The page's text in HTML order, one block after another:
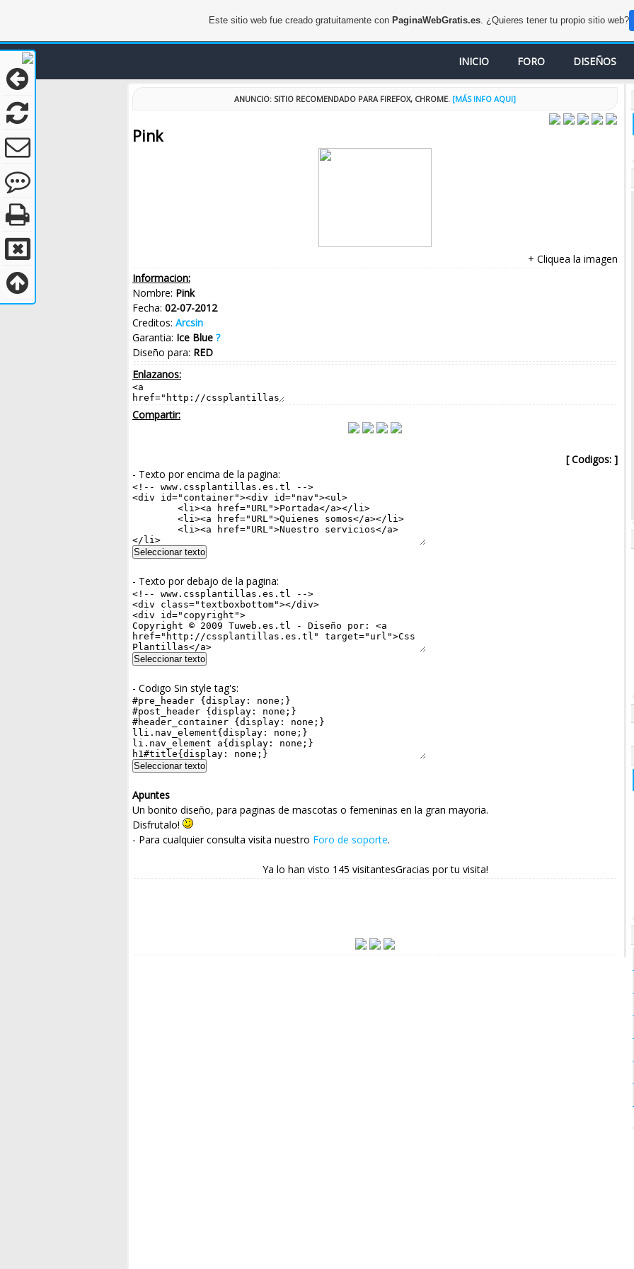
INICIO FORO DISEÑOS
ANUNCIO: SITIO RECOMENDADO PARA FIREFOX, CHROME. [MÁS INFO AQUI]
Pink
+ Cliquea la imagen
Informacion:
Nombre: Pink
Fecha: 02-07-2012
Creditos: Arcsin
Garantia: Ice Blue ?
Diseño para: RED
Enlazanos:
Compartir:
[ Codigos: ]
- Texto por encima de la pagina:
- Texto por debajo de la pagina:
- Codigo Sin style tag's:
Apuntes
Un bonito diseño, para paginas de mascotas o femeninas en la gran mayoria.
Disfrutalo!
- Para cualquier consulta visita nuestro Foro de soporte.
Ya lo han visto 145 visitantesGracias por tu visita!
Este sitio web fue creado gratuitamente con PaginaWebGratis.es. ¿Quieres tener tu propio sitio web?